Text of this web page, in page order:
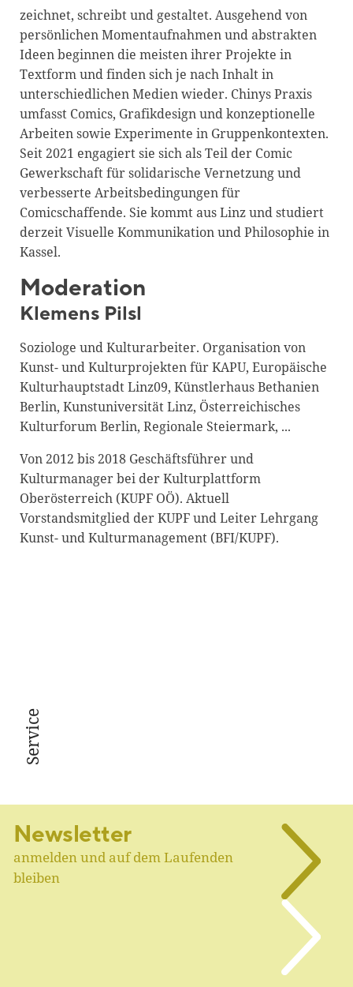
zeichnet, schreibt und gestaltet. Ausgehend von
persönlichen Momentaufnahmen und abstrakten
Ideen beginnen die meisten ihrer Projekte in
Textform und finden sich je nach Inhalt in
unterschiedlichen Medien wieder. Chinys Praxis
umfasst Comics, Grafikdesign und konzeptionelle
Arbeiten sowie Experimente in Gruppenkontexten.
Seit 2021 engagiert sie sich als Teil der Comic
Gewerkschaft für solidarische Vernetzung und
verbesserte Arbeitsbedingungen für
Comicschaffende. Sie kommt aus Linz und studiert
derzeit Visuelle Kommunikation und Philosophie in
Kassel.
Moderation
Klemens Pilsl
Soziologe und Kulturarbeiter. Organisation von
Kunst- und Kulturprojekten für KAPU, Europäische
Kulturhauptstadt Linz09, Künstlerhaus Bethanien
Berlin, Kunstuniversität Linz, Österreichisches
Kulturforum Berlin, Regionale Steiermark, ...
Von 2012 bis 2018 Geschäftsführer und
Kulturmanager bei der Kulturplattform
Oberösterreich (KUPF OÖ). Aktuell
Vorstandsmitglied der KUPF und Leiter Lehrgang
Kunst- und Kulturmanagement (BFI/KUPF).
Service
Newsletter
anmelden und auf dem Laufenden
bleiben